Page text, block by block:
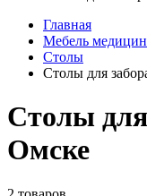
Главная
Мебель
Столы
Столы для
Столы
Омске